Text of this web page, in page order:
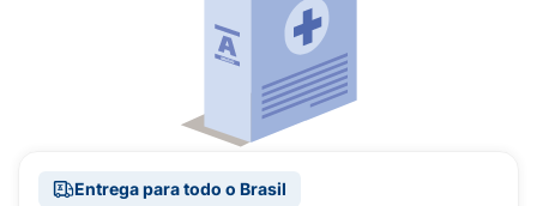
Entrega para todo o Brasil